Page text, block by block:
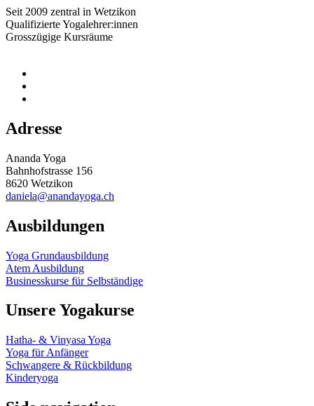
Seit 2009 zentral in Wetzikon
Qualifizierte Yogalehrer:innen
Grosszügige Kursräume
Adresse
Ananda Yoga
Bahnhofstrasse 156
8620 Wetzikon
daniela@anandayoga.ch
Ausbildungen
Yoga Grundausbildung
Atem Ausbildung
Businesskurse für Selbständige
Unsere Yogakurse
Hatha- & Vinyasa Yoga
Yoga für Anfänger
Schwangere & Rückbildung
Kinderyoga